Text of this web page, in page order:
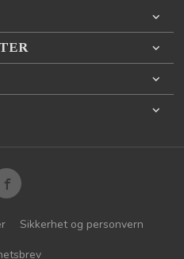
Sikkerhet og personvern